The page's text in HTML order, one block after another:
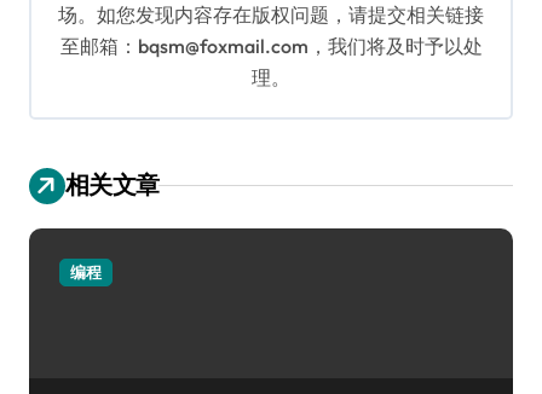
场。如您发现内容存在版权问题，请提交相关链接
至邮箱：bqsm@foxmail.com，我们将及时予以处
理。
相关文章
编程